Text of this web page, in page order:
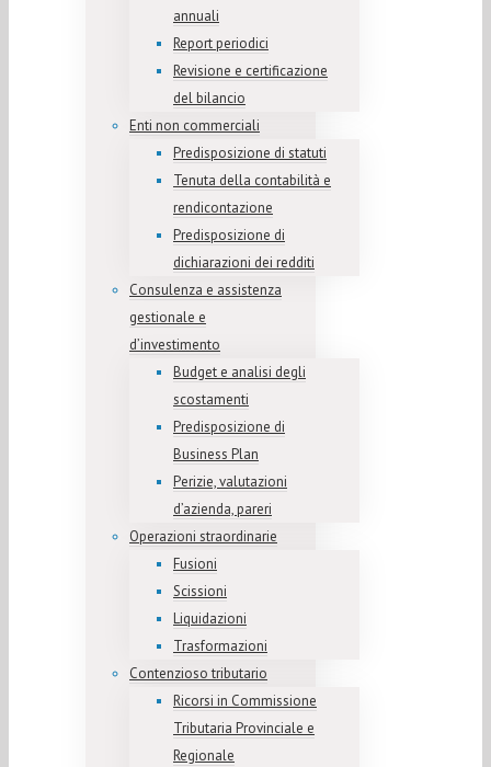
annuali
Report periodici
Revisione e certificazione
del bilancio
Enti non commerciali
Predisposizione di statuti
Tenuta della contabilità e
rendicontazione
Predisposizione di
dichiarazioni dei redditi
Consulenza e assistenza
gestionale e
d’investimento
Budget e analisi degli
scostamenti
Predisposizione di
Business Plan
Perizie, valutazioni
d’azienda, pareri
Operazioni straordinarie
Fusioni
Scissioni
Liquidazioni
Trasformazioni
Contenzioso tributario
Ricorsi in Commissione
Tributaria Provinciale e
Regionale